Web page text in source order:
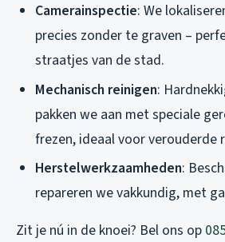
Camerainspectie: We
precies zonder te graven –
straatjes van de stad.
Mechanisch reinigen:
pakken we aan met speciale
frezen, ideaal voor verouderde
Herstelwerkzaamheden:
repareren we vakkundig, met
Zit je nú in de knoei? Bel ons op